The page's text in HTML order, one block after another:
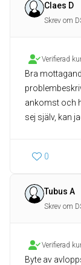
Claes D
Skrev om
Verifierad
Bra
ankomst och
sej själv, kan
0
Tubus A
Skrev om
Verifierad
Byte av